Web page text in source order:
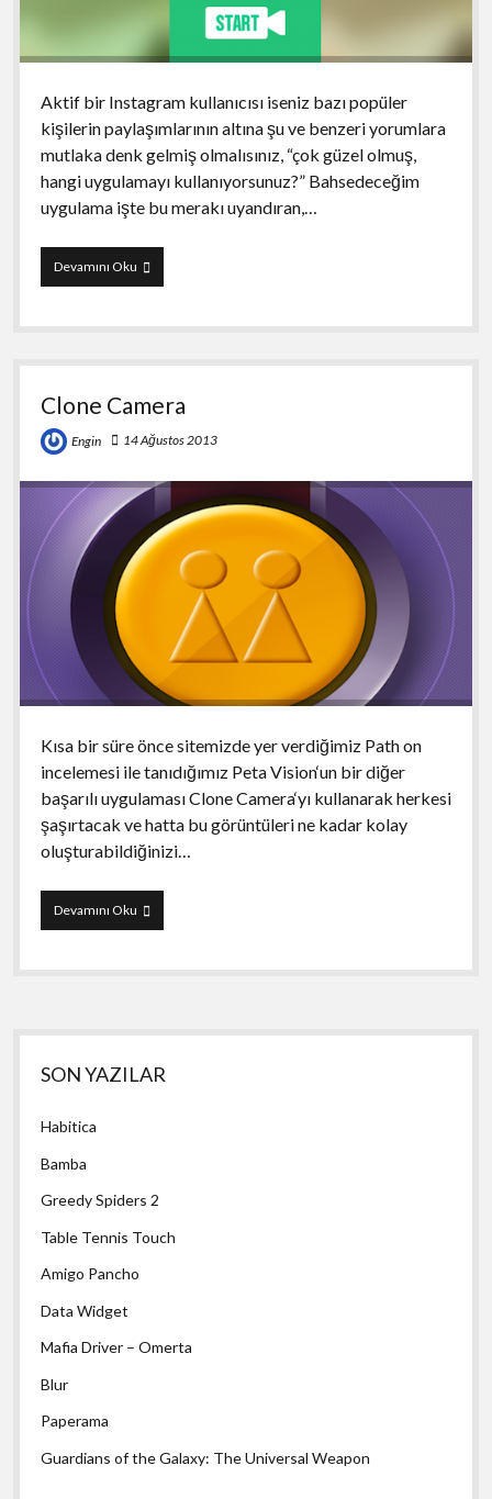
Aktif bir Instagram kullanıcısı iseniz bazı popüler
kişilerin paylaşımlarının altına şu ve benzeri yorumlara
mutlaka denk gelmiş olmalısınız, “çok güzel olmuş,
hangi uygulamayı kullanıyorsunuz?” Bahsedeceğim
uygulama işte bu merakı uyandıran,…
Devamını OkuGridplay
Clone Camera
Engin 14 Ağustos 2013
Kısa bir süre önce sitemizde yer verdiğimiz Path on
incelemesi ile tanıdığımız Peta Vision‘un bir diğer
başarılı uygulaması Clone Camera‘yı kullanarak herkesi
şaşırtacak ve hatta bu görüntüleri ne kadar kolay
oluşturabildiğinizi…
Devamını OkuClone
Camera
Yan
Menü
SON YAZILAR
Habitica
Bamba
Greedy Spiders 2
Table Tennis Touch
Amigo Pancho
Data Widget
Mafia Driver – Omerta
Blur
Paperama
Guardians of the Galaxy: The Universal Weapon